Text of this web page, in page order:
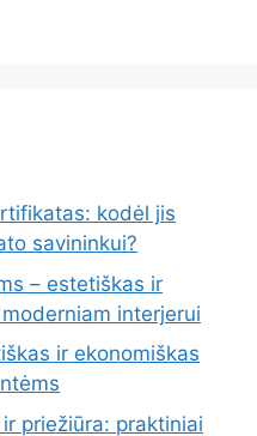
kodėl jis
savininkui?
– estetiškas ir
interjerui
ir ekonomiškas
priežiūra: praktiniai